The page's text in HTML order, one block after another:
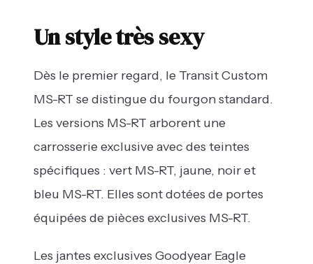
Un style très sexy
Dès le premier regard, le Transit Custom
MS-RT se distingue du fourgon standard.
Les versions MS-RT arborent une
carrosserie exclusive avec des teintes
spécifiques : vert MS-RT, jaune, noir et
bleu MS-RT. Elles sont dotées de portes
équipées de pièces exclusives MS-RT.
Les jantes exclusives Goodyear Eagle